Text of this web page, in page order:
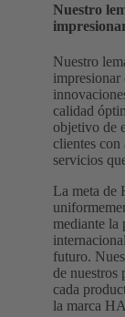
Nuestro
Nuestro
impresionar
calidad
objetivo de
clientes con
servicios
La meta de
mediante la
futuro.
de nuestros
cada
la marca